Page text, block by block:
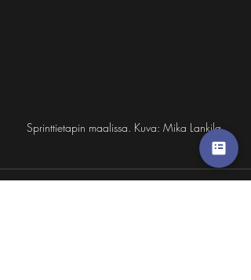
Sprinttietapin maalissa. Kuva: Mika Lankila.